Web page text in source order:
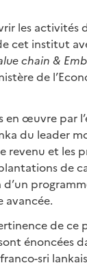
les activités
cet institut
chain &
de
œuvre par
du leader
revenu et les
de
avancée.
de ce
énoncées
sri